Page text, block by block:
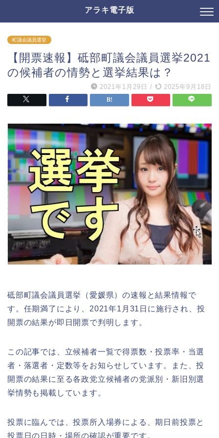
アラキ電子版
町議会議員選挙
【開票速報】砥部町議会議員選挙2021
の候補者の情勢と選挙結果は？
2021年1月29日 / 2025年9月18日
砥部町議会議員選挙（愛媛県）の速報と結果情報で
す。任期満了により、2021年1月31日に施行され、投
開票の結果が即日開票で判明します。
この記事では、立候補者一覧で得票数・投票率・当選
者・落選者・定数等をお知らせしています。また、投
開票の結果に至る各政党立候補者の党派別・新旧別選
挙情勢も掲載しています。
投票に臨んでは、投票所入場券による、期日前投票と
投票日の日時・場所の確認が重要です。